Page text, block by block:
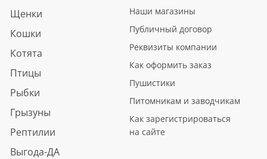
Щенки
Кошки
Котята
Птицы
Рыбки
Грызуны
Рептилии
Выгода-ДА
Наши магазины
Публичный договор
Реквизиты компании
Как оформить заказ
Пушистики
Питомникам и заводчикам
Как зарегистрироваться
на сайте